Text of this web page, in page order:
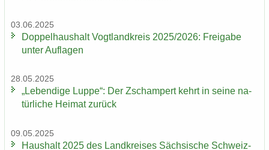
03.06.2025
Dop­pel­haus­halt Vogt­land­kreis 2025/2026: Frei­ga­be
unter Auf­la­gen
28.05.2025
„Le­ben­di­ge Luppe“: Der Zscham­pert kehrt in seine na­
tür­li­che Hei­mat zu­rück
09.05.2025
Haus­halt 2025 des Land­krei­ses Säch­si­sche Schweiz-​